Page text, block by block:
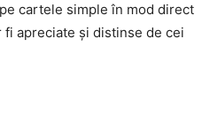
cartele simple în mod direct
apreciate și distinse de cei